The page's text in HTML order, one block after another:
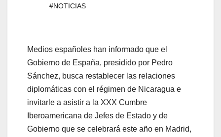
#NOTICIAS
Medios españoles han informado que el
Gobierno de España, presidido por Pedro
Sánchez, busca restablecer las relaciones
diplomáticas con el régimen de Nicaragua e
invitarle a asistir a la XXX Cumbre
Iberoamericana de Jefes de Estado y de
Gobierno que se celebrará este año en Madrid,